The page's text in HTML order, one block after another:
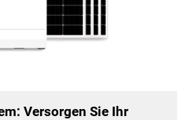
Versorgen Sie Ihr